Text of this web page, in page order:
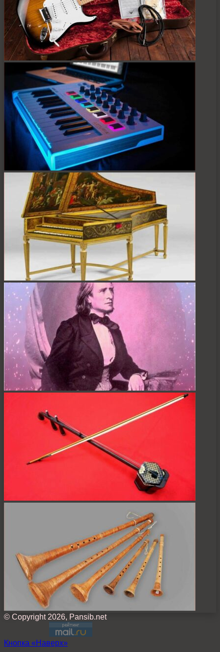
© Copyright 2026, Pansib.net
Кнопка «Наверх»